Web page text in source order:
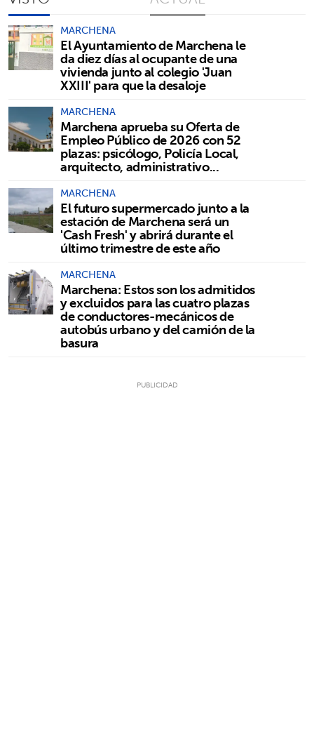
MARCHENA
El Ayuntamiento de Marchena le
da diez días al ocupante de una
vivienda junto al colegio 'Juan
XXIII' para que la desaloje
MARCHENA
Marchena aprueba su Oferta de
Empleo Público de 2026 con 52
plazas: psicólogo, Policía Local,
arquitecto, administrativo...
MARCHENA
El futuro supermercado junto a la
estación de Marchena será un
'Cash Fresh' y abrirá durante el
último trimestre de este año
MARCHENA
Marchena: Estos son los admitidos
y excluidos para las cuatro plazas
de conductores-mecánicos de
autobús urbano y del camión de la
basura